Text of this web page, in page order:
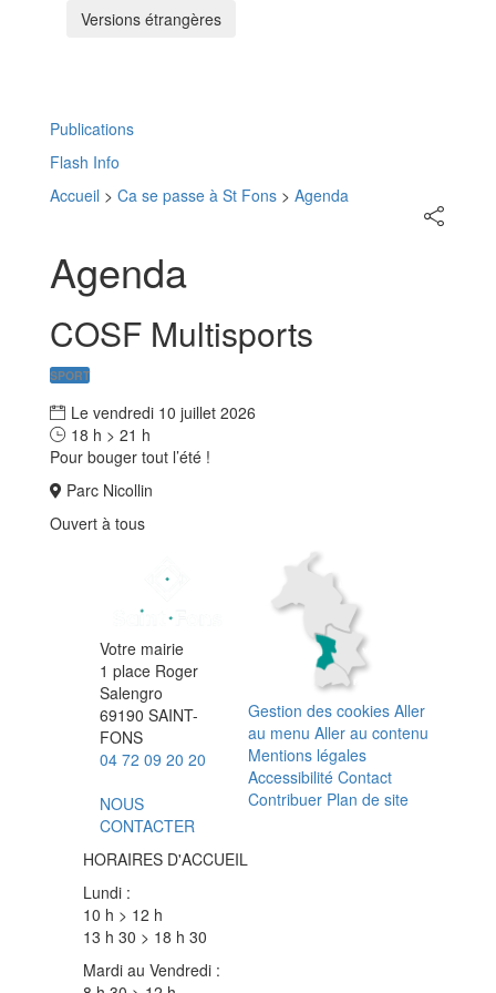
Versions étrangères
Publications
Flash Info
Accueil > Ca se passe à St Fons > Agenda
Partager
sur
Agenda
COSF Multisports
SPORT
Le vendredi 10 juillet 2026
18 h > 21 h
Pour bouger tout l’été !
Parc Nicollin
Ouvert à tous
Votre mairie
1 place Roger
Salengro
69190 SAINT-
FONS
04 72 09 20 20
NOUS
CONTACTER
HORAIRES D'ACCUEIL
Lundi :
10 h > 12 h
13 h 30 > 18 h 30
Mardi au Vendredi :
Gestion des cookies Aller
au menu Aller au contenu
Mentions légales
Accessibilité Contact
Contribuer Plan de site